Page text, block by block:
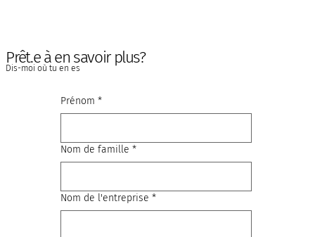
Prêt.e à en savoir plus?
Dis-moi où tu en es
Prénom *
Nom de famille *
Nom de l'entreprise *